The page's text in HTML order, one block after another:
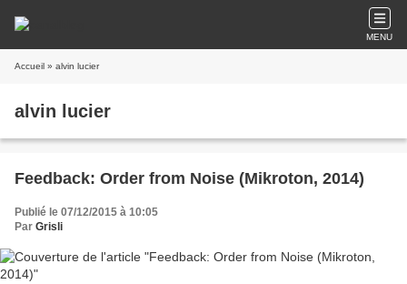
MENU
Accueil » alvin lucier
alvin lucier
Feedback: Order from Noise (Mikroton, 2014)
Publié le 07/12/2015 à 10:05
Par Grisli